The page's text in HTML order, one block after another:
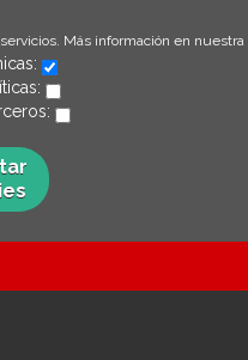
Más información en nuestra